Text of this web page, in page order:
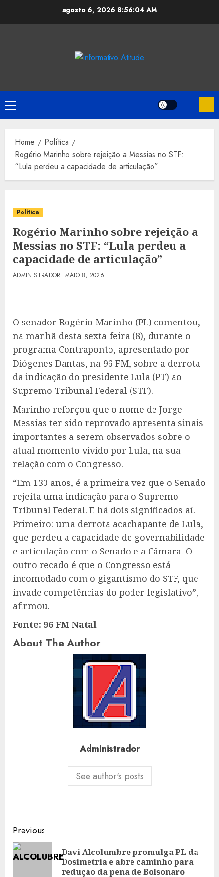
agosto 6, 2026 8:56:04 AM
Primary
Menu
Home
Política
Rogério Marinho sobre rejeição a Messias no STF:
“Lula perdeu a capacidade de articulação”
Política
Rogério Marinho sobre rejeição a
Messias no STF: “Lula perdeu a
capacidade de articulação”
ADMINISTRADOR MAIO 8, 2026
O senador Rogério Marinho (PL) comentou,
na manhã desta sexta-feira (8), durante o
programa Contraponto, apresentado por
Diógenes Dantas, na 96 FM, sobre a derrota
da indicação do presidente Lula (PT) ao
Supremo Tribunal Federal (STF).
Marinho reforçou que o nome de Jorge
Messias ter sido reprovado apresenta sinais
importantes a serem observados sobre o
atual momento vivido por Lula, na sua
relação com o Congresso.
“Em 130 anos, é a primeira vez que o Senado
rejeita uma indicação para o Supremo
Tribunal Federal. E há dois significados aí.
Primeiro: uma derrota acachapante de Lula,
que perdeu a capacidade de governabilidade
e articulação com o Senado e a Câmara. O
outro recado é que o Congresso está
incomodado com o gigantismo do STF, que
invade competências do poder legislativo”,
afirmou.
Fonte: 96 FM Natal
About The Author
Administrador
See author's posts
Post
navigation
Previous
Davi Alcolumbre promulga PL da
Dosimetria e abre caminho para
redução da pena de Bolsonaro